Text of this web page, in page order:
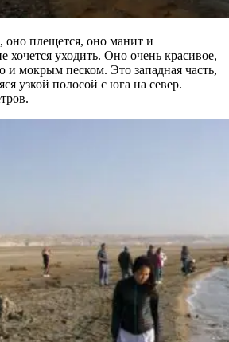
плещется, оно манит и
хочется уходить. Оно очень красивое,
и мокрым песком. Это западная часть,
узкой полосой с юга на север.